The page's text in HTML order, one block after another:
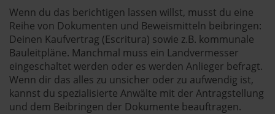
Wenn du das berichtigen lassen willst, musst du eine
Reihe von Dokumenten und Beweismitteln beibringen:
Deinen Kaufvertrag (Escritura) sowie z.B. kommunale
Bauleitpläne. Manchmal muss ein Landvermesser
eingeschaltet werden oder es werden Anlieger befragt.
Wenn dir das alles zu unsicher oder zu aufwendig ist,
kannst du spezialisierte Anwälte mit der Antragstellung
und dem Beibringen der Dokumente beauftragen.